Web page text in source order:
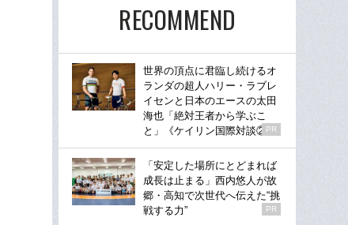
RECOMMEND
世界の頂点に君臨し続けるオ
ランダの超人ハリー・ラブレ
イセンと日本のエースの太田
海也「絶対王者から学ぶこ
と」《ケイリン国際対談②》
PR
「安定した場所にとどまれば
成長は止まる」西内悠人が故
郷・高知で次世代へ伝えた“挑
戦する力”
PR